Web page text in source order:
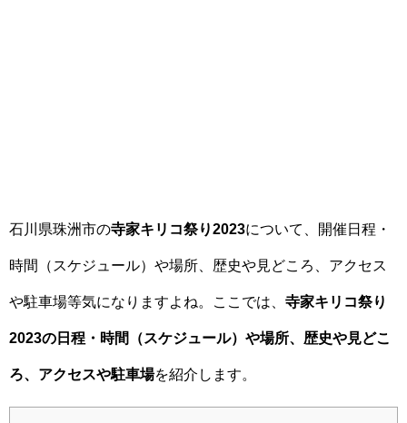
石川県珠洲市の寺家キリコ祭り2023について、開催日程・
時間（スケジュール）や場所、歴史や見どころ、アクセス
や駐車場等気になりますよね。ここでは、 寺家キリコ祭り
2023の日程・時間（スケジュール）や場所、歴史や見どこ
ろ、アクセスや駐車場を紹介します。